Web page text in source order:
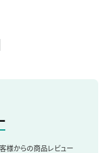
様からの商品レビュー